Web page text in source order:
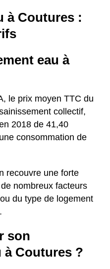
à Coutures :
eau à
le prix moyen TTC du
collectif,
2018 de 41,40
consommation de
recouvre une forte
nombreux facteurs
du type de logement
son
à Coutures ?